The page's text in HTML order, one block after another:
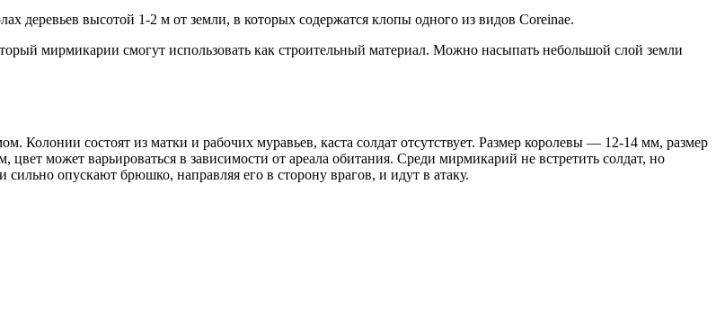
деревьев высотой 1-2 м от земли, в которых содержатся клопы одного из видов Coreinae.
мирмикарии смогут использовать как строительный материал. Можно насыпать небольшой слой земли
состоят из матки и рабочих муравьев, каста солдат отсутствует. Размер королевы — 12-14 мм, размер
может варьироваться в зависимости от ареала обитания. Среди мирмикарий не встретить солдат, но
опускают брюшко, направляя его в сторону врагов, и идут в атаку.